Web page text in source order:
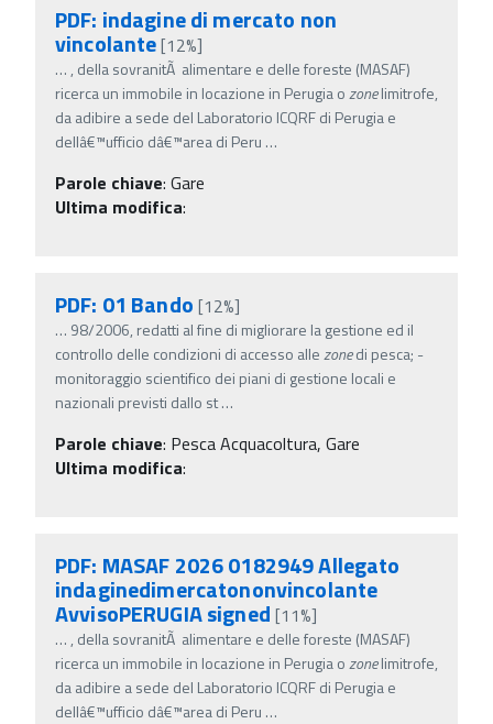
PDF: indagine di mercato non
vincolante[12%]
… , della sovranitÃ alimentare e delle foreste (MASAF)
ricerca un immobile in locazione in Perugia ozonelimitrofe,
da adibire a sede del Laboratorio ICQRF di Perugia e
dellâ€™ufficio dâ€™area di Peru …
Parole chiave: Gare
Ultima modifica:
PDF: 01 Bando [12%]
… 98/2006, redatti al fine di migliorare la gestione ed il
controllo delle condizioni di accesso allezonedi pesca; -
monitoraggio scientifico dei piani di gestione locali e
nazionali previsti dallo st…
Parole chiave: Pesca Acquacoltura, Gare
Ultima modifica:
PDF: MASAF 2026 0182949 Allegato
indaginedimercatononvincolante
AvvisoPERUGIA signed [11%]
… , della sovranitÃ alimentare e delle foreste (MASAF)
ricerca un immobile in locazione in Perugia ozonelimitrofe,
da adibire a sede del Laboratorio ICQRF di Perugia e
dellâ€™ufficio dâ€™area di Peru …